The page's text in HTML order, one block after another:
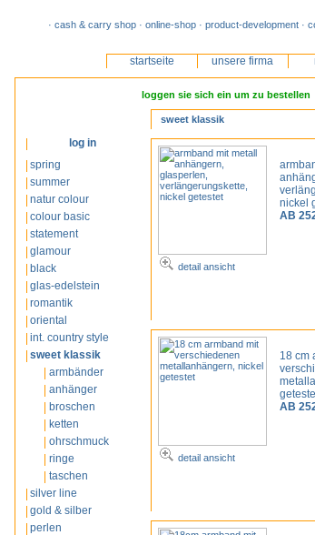
· cash & carry shop · online-shop · product-development ·
startseite unsere firma
log in
spring
summer
natur colour
colour basic
statement
glamour
black
glas-edelstein
romantik
oriental
int. country style
sweet klassik
armbänder
anhänger
broschen
ketten
ohrschmuck
ringe
taschen
silver line
gold & silber
perlen
loggen sie sich ein um zu bestellen
sweet klassik
detail ansicht
nickel
AB
detail ansicht
18 cm
AB